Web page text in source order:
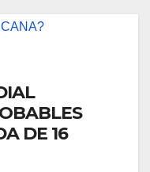
DE 16